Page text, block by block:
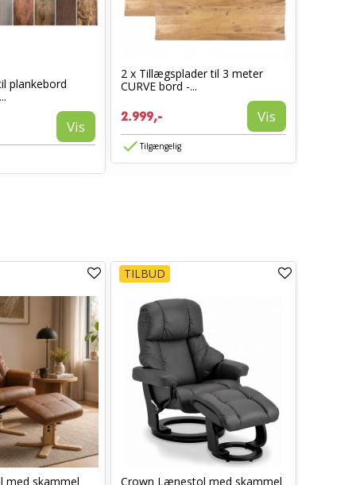
plankebord
Vis
2 x Tillægsplader til 3 meter
CURVE bord -...
2.999,- Vis
Tilgængelig
med skammel
TILBUD
Crown Lænestol med skammel